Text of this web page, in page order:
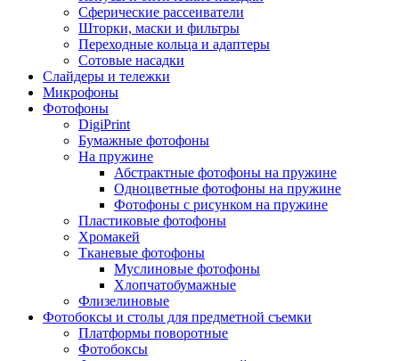
Сферические рассеиватели
Шторки, маски и фильтры
Переходные кольца и адаптеры
Сотовые насадки
Слайдеры и тележки
Микрофоны
Фотофоны
DigiPrint
Бумажные фотофоны
На пружине
Абстрактные фотофоны на пружине
Одноцветные фотофоны на пружине
Фотофоны с рисунком на пружине
Пластиковые фотофоны
Хромакей
Тканевые фотофоны
Муслиновые фотофоны
Хлопчатобумажные
Флизелиновые
Фотобоксы и столы для предметной съемки
Платформы поворотные
Фотобоксы